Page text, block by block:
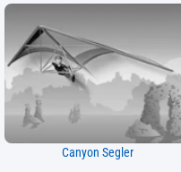
Canyon Segler